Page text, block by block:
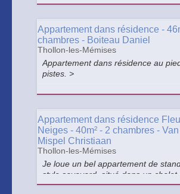
Appartement dans résidence -
chambres - Boiteau Daniel
Thollon-les-Mémises
Appartement dans résidence au
pistes. >
Appartement dans résidence
Neiges - 40m² - 2 chambres -
Mispel Christiaan
Thollon-les-Mémises
Je loue un bel appartement de
style savoyard, situé dans un
de 3 balcons de 12m² donnant sur